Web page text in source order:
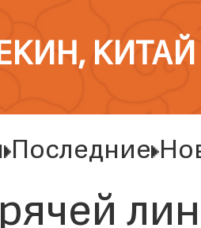
КИТАЙ
Последние